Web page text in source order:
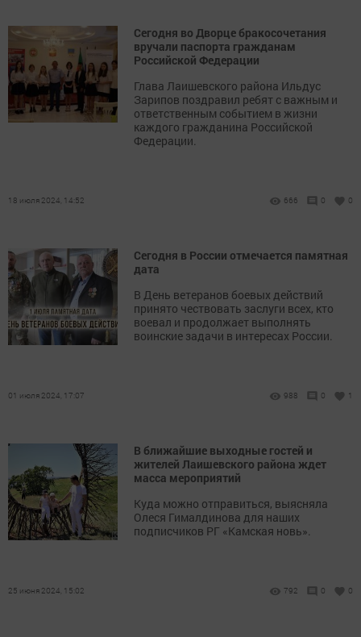
Сегодня во Дворце бракосочетания
вручали паспорта гражданам
Российской Федерации
Глава Лаишевского района Ильдус
Зарипов поздравил ребят с важным и
ответственным событием в жизни
каждого гражданина Российской
Федерации.
18 июля 2024, 14:52 666 0 0
Сегодня в России отмечается памятная
дата
В День ветеранов боевых действий
принято чествовать заслуги всех, кто
воевал и продолжает выполнять
воинские задачи в интересах России.
01 июля 2024, 17:07 988 0 1
В ближайшие выходные гостей и
жителей Лаишевского района ждет
масса мероприятий
Куда можно отправиться, выясняла
Олеся Гималдинова для наших
подписчиков РГ «Камская новь».
25 июня 2024, 15:02 792 0 0